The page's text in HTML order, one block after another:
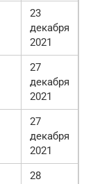
23
декабря
2021
27
декабря
2021
27
декабря
2021
28